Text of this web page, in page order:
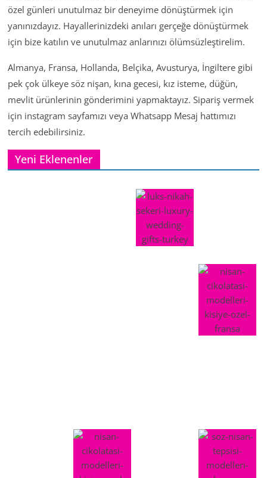
özel günleri unutulmaz bir deneyime dönüştürmek için
yanınızdayız. Hayallerinizdeki anıları gerçeğe dönüştürmek
için bize katılın ve unutulmaz anlarınızı ölümsüzleştirelim.
Almanya, Fransa, Hollanda, Belçika, Avusturya, İngiltere gibi
pek çok ülkeye söz nişan, kına gecesi, kız isteme, düğün,
mevlit ürünlerinin gönderimini yapmaktayız. Sipariş vermek
için instagram sayfamızı veya Whatsapp Mesaj hattımızı
tercih edebilirsiniz.
Yeni Eklenenler